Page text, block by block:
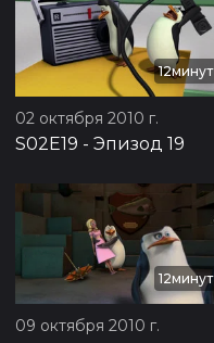
12минут
02 октября 2010 г.
S02E19 - Эпизод 19
12минут
09 октября 2010 г.